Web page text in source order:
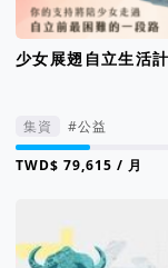
少女展翅自立生活
集資 #公益
集資進度 16%
/ 月